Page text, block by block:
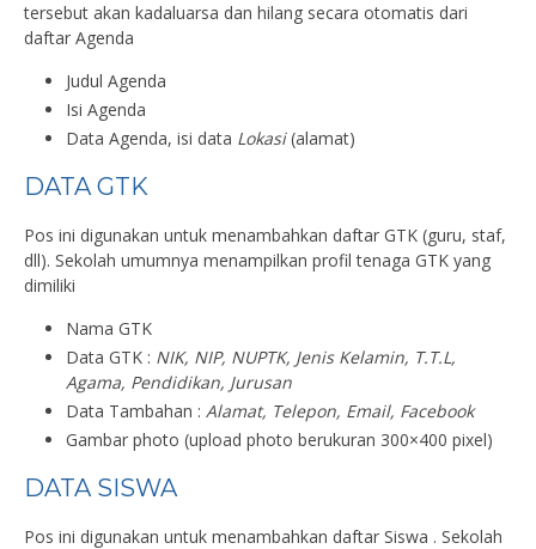
tersebut akan kadaluarsa dan hilang secara otomatis dari
daftar Agenda
Judul Agenda
Isi Agenda
Data Agenda, isi data Lokasi(alamat)
DATA GTK
Pos ini digunakan untuk menambahkan daftar GTK (guru, staf,
dll). Sekolah umumnya menampilkan profil tenaga GTK yang
dimiliki
Nama GTK
Data GTK : NIK, NIP, NUPTK, Jenis Kelamin, T.T.L,
Agama, Pendidikan, Jurusan
Data Tambahan : Alamat, Telepon, Email, Facebook
Gambar photo (upload photo berukuran 300×400 pixel)
DATA SISWA
Pos ini digunakan untuk menambahkan daftar Siswa . Sekolah